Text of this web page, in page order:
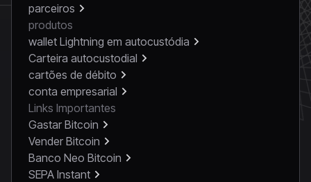
parceiros
produtos
wallet Lightning em autocustódia
Carteira autocustodial
cartões de débito
conta empresarial
Links Importantes
Gastar Bitcoin
Vender Bitcoin
Banco Neo Bitcoin
SEPA Instant